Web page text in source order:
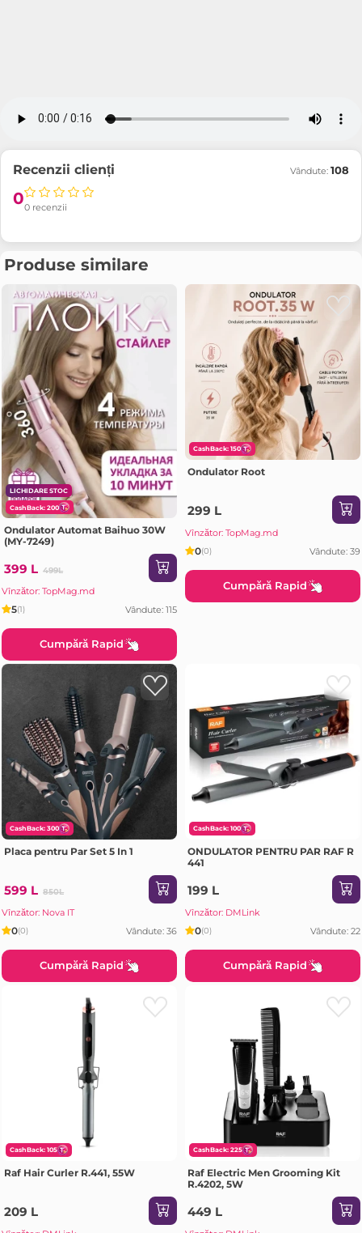
Recenzii clienți
00 recenzii
Vândute: 108
Produse similare
LICHIDARE STOC
CashBack: 200
Ondulator Automat Baihuo 30W
(MY-7249)
399 L 499L
Vînzător: TopMag.md
5(1) Vândute: 115
Cumpără Rapid
CashBack: 150
Ondulator Root
299 L
Vînzător: TopMag.md
0(0) Vândute: 39
Cumpără Rapid
CashBack: 300
Placa pentru Par Set 5 In 1
599 L 850L
Vînzător: Nova IT
0(0) Vândute: 36
Cumpără Rapid
CashBack: 100
ONDULATOR PENTRU PAR RAF R
441
199 L
Vînzător: DMLink
0(0) Vândute: 22
Cumpără Rapid
CashBack: 105
Raf Hair Curler R.441, 55W
209 L
CashBack: 225
Raf Electric Men Grooming Kit
R.4202, 5W
449 L